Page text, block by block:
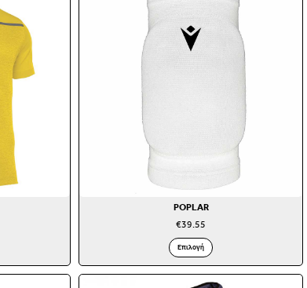
POPLAR
€39.55
Επιλογή